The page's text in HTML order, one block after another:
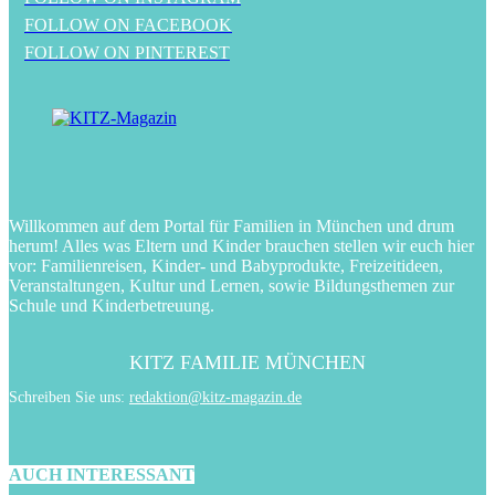
FOLLOW ON FACEBOOK
FOLLOW ON PINTEREST
Willkommen auf dem Portal für Familien in München und drum
herum! Alles was Eltern und Kinder brauchen stellen wir euch hier
vor: Familienreisen, Kinder- und Babyprodukte, Freizeitideen,
Veranstaltungen, Kultur und Lernen, sowie Bildungsthemen zur
Schule und Kinderbetreuung.
KITZ FAMILIE MÜNCHEN
Schreiben Sie uns: redaktion@kitz-magazin.de
AUCH INTERESSANT